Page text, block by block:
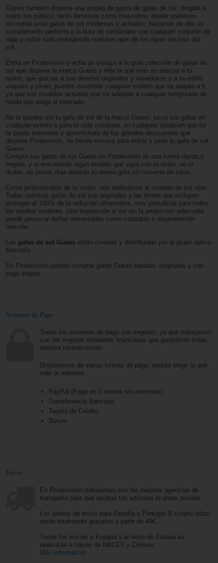
Guess también dispone una amplia de gama de gafas de sol, dirigida a
todos los público, tanto femenino como masculino, donde podemos
encontrar unas gafas de sol modernas y actuales, haciendo de ella un
complemento perfecto a la hora de combinarlo con cualquier conjunto de
ropa y sobre todo protegiendo nuestros ojos de los rayos nocivos del
sol.
Entra en Prodevisión y echa un vistazo a la gran colección de gafas de
sol que dispone la marca Guess y elije la que mas se adecua a tu
rostro, que gracias a sus diseños originales y novedosos y a su estilo
vaquero y joven, puedes encontrar cualquier modelo que se adapte a ti,
ya que son modelos actuales que se adaptan a cualquier temporada de
moda que salga al mercado.
No te quedes sin tu gafa de sol de la marca Guess, luces tus gafas en
cualquier evento o para tu vida cotidiana, en cualquier situación que se
te pueda presentar y aprovéchate de los grandes descuentos que
dispone Prodevisión, no tienes escusa para entrar y pedir tu gafa de sol
Guess.
Compra sus gafas de sol Guess en Prodevisión de una forma rápida y
segura, y si encuentras algún modelo que vaya con tu estilo, no lo
dudes, en pocos días tendrás tu nueva gafa sin moverte de casa.
Como profesionales de la visión, nos dedicamos al cuidado de tus ojos.
Todas nuestras gafas de sol son originales y las lentes que incluyen
protegen al 100% de la radiación ultravioleta, muy perjudicial para todos
los medios oculares. Una exposición al sol sin la protección adecuada
puede provocar daños irreversibles como cataratas o degeneración
macular.
Las gafas de sol Guess están creadas y distribuidas por el grupo óptico
Marcolín
En Prodevisión podrás comprar gafas Guess baratas, originales y con
pago seguro.
Sistemas de Pago
Todos los sistemas de pago son seguros, ya que trabajamos
con las mejores entidades financieras que garantizan todas
nuestra transacciones.
Disponemos de varias formas de pago, podrás elegir la que
más te interese.
PayPal (Paga en 3 meses sin intereses)
Transferencia Bancaria
Tarjeta de Crédito
Bizum
Envío
En Prodevisión trabajamos con las mejoras agencias de
transporte para que recibas tus artículos lo antes posible.
Los gastos de envío para España y Portugal (Excepto Islas)
serán totalmente gratuitos a partir de 49€.
Todos los envíos a España y al resto de Europa se
realizarán a través de NACEX y Correos.
Más información